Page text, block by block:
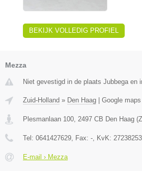
BEKIJK VOLLEDIG PROFIEL
Mezza
Niet gevestigd in de plaats Jubbega en
Zuid-Holland » Den Haag | Google maps
Plesmanlaan 100 2497 CB Den Haag (
Tel: 0641427629 , Fax: - , KvK: 27238253
E-mail › Mezza